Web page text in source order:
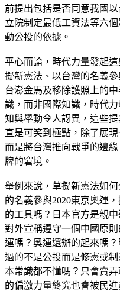
前提出包括是否同意我國
立院制定最低工資法等六
動公投的依據。
平心而論，時代力量發起
擬新憲法、以台灣的名義
台澎金馬及移除護照上的
識，而非國際知識，時代
知與舉動令人訝異，這些
直是可笑到極點，除了展
而是將台灣推向戰爭的邊
牌的窘境。
舉例來說，草擬新憲法如
的名義參與2020東京奧運
的工具嗎？日本官方是親
對外宣稱遵守一個中國原
運嗎？奧運還辦的起來嗎
過的不是公投而是修憲或
本常識都不懂嗎？只會賣
的偏激力量終究也會被民